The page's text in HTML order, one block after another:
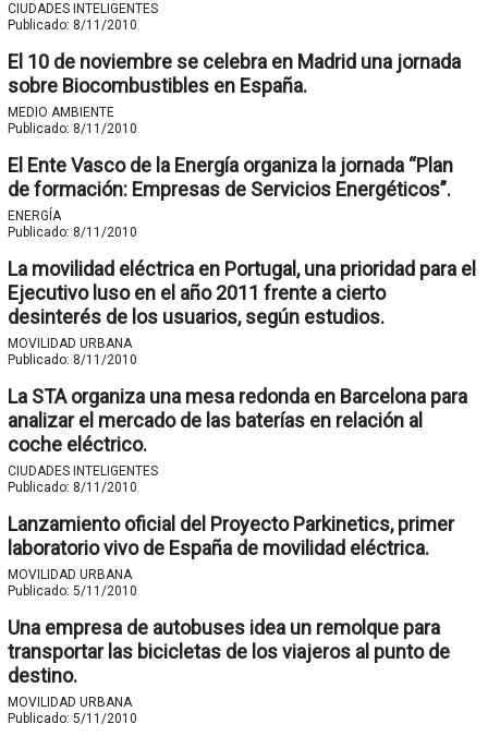
CIUDADES INTELIGENTES
Publicado: 8/11/2010
El 10 de noviembre se celebra en Madrid una jornada
sobre Biocombustibles en España.
MEDIO AMBIENTE
Publicado: 8/11/2010
El Ente Vasco de la Energía organiza la jornada “Plan
de formación: Empresas de Servicios Energéticos”.
ENERGÍA
Publicado: 8/11/2010
La movilidad eléctrica en Portugal, una prioridad para el
Ejecutivo luso en el año 2011 frente a cierto
desinterés de los usuarios, según estudios.
MOVILIDAD URBANA
Publicado: 8/11/2010
La STA organiza una mesa redonda en Barcelona para
analizar el mercado de las baterías en relación al
coche eléctrico.
CIUDADES INTELIGENTES
Publicado: 8/11/2010
Lanzamiento oficial del Proyecto Parkinetics, primer
laboratorio vivo de España de movilidad eléctrica.
MOVILIDAD URBANA
Publicado: 5/11/2010
Una empresa de autobuses idea un remolque para
transportar las bicicletas de los viajeros al punto de
destino.
MOVILIDAD URBANA
Publicado: 5/11/2010